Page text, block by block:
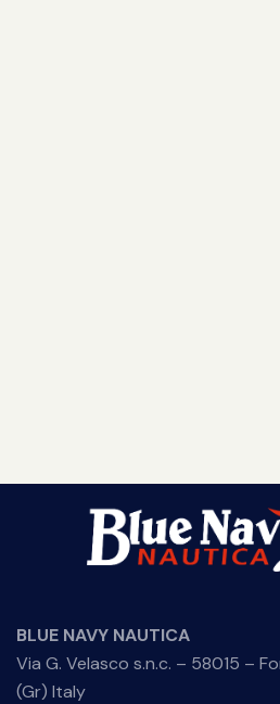
BLUE NAVY NAUTICA
Via G. Velasco s.n.c. – 58015 –
(Gr) Italy